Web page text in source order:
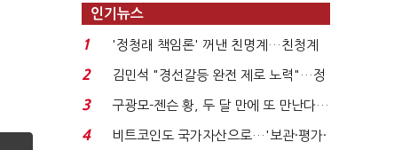
인기뉴스
1
'정청래 책임론' 꺼낸 친명계…친청계
는 추가투표 때리기...
2
김민석 "경선갈등 완전 제로 노력"…정
청래 "반명 공세 사...
3
구광모-젠슨 황, 두 달 만에 또 만난다…
로봇·AI 등 논...
4
비트코인도 국가자산으로…'보관·평가·